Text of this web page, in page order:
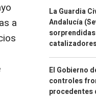
a
La Guardia
Andalucía
El Gobierno
controles
procedentes